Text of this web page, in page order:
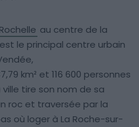
au centre de la
le principal centre urbain
km² et 116 600 personnes
ville tire son nom de sa
roc et traversée par la
où loger à La Roche-sur-